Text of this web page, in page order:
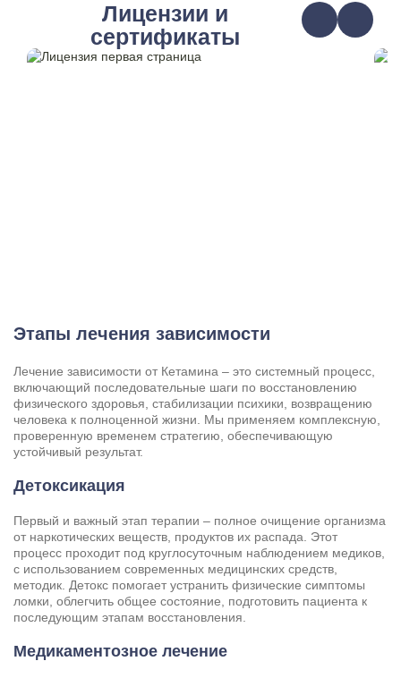
Лицензии и
сертификаты
Этапы лечения зависимости
Лечение зависимости от Кетамина – это системный процесс,
включающий последовательные шаги по восстановлению
физического здоровья, стабилизации психики, возвращению
человека к полноценной жизни. Мы применяем комплексную,
проверенную временем стратегию, обеспечивающую
устойчивый результат.
Детоксикация
Первый и важный этап терапии – полное очищение организма
от наркотических веществ, продуктов их распада. Этот
процесс проходит под круглосуточным наблюдением медиков,
с использованием современных медицинских средств,
методик. Детокс помогает устранить физические симптомы
ломки, облегчить общее состояние, подготовить пациента к
последующим этапам восстановления.
Медикаментозное лечение